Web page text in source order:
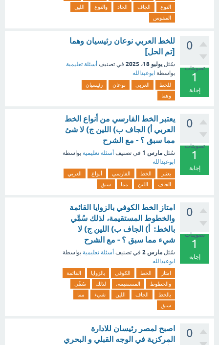
النوع
الجاف الحاد والنوع
اللين
المقوس
0
تصويتات
1
إجابة
للخط العربي نوعان رئيسيان وهما
[تم الحل]
سُئل يوليو 18، 2025 في تصنيف أسئلة تعليمية
بواسطة ابوعبدالله
للخط العربي نوعان
رئيسيان
وهما
0
تصويتات
1
إجابة
يعتبر الخط الفارسي من أنواع الخط
العربي أ) الجاف ب) اللين ج) لا شئ
مما سبق ؟ - مع الشرح
سُئل مارس 1 في تصنيف أسئلة تعليمية بواسطة
ابوعبدالله
يعتبر الخط الفارسي أنواع
العربي
الجاف
اللين مما سبق
0
تصويتات
1
إجابة
امتاز الخط الكوفي بالزوايا القائمة
والخطوط المستقيمة، لذلك سُمِّي
بالخط: أ) الجاف ب) اللين ج) لا
شيء مما سبق ؟ - مع الشرح
سُئل مارس 2 في تصنيف أسئلة تعليمية بواسطة
ابوعبدالله
امتاز الخط الكوفي بالزوايا
القائمة
والخطوط
المستقيمة، لذلك
سُمِّي
بالخط
الجاف اللين شيء
مما
سبق
0
اصبح لمصر رئيسان للادارة
المركزية في الوجه القبلي و البحري